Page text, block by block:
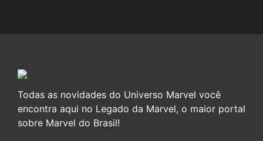
Todas as novidades do Universo Marvel você
encontra aqui no Legado da Marvel, o maior portal
sobre Marvel do Brasil!